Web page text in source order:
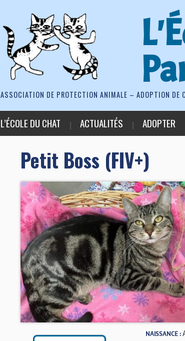
ASSOCIATION DE PROTECTION ANIMALE – ADOPTION DE
L’ÉCOLE DU CHAT ACTUALITÉS ADOPTER
Petit Boss (FIV+)
NAISSANCE :